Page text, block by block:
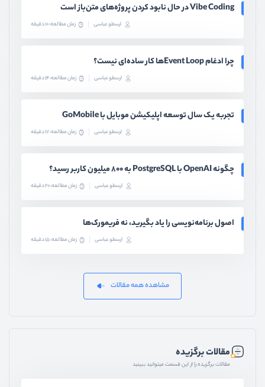
Vibe Coding در حال نابود کردن پروژه‌های متن‌باز است
ارسطو عباسی زمان مطالعه: 10 دقیقه
چرا ادغام Event Loopها کار ساده‌ای نیست؟
ارسطو عباسی زمان مطالعه: 14 دقیقه
تجربه یک سال توسعه اپلیکیشن موبایل با GoMobile
ارسطو عباسی زمان مطالعه: 17 دقیقه
چگونه OpenAI با PostgreSQL به ۸۰۰ میلیون کاربر رسید؟
ارسطو عباسی زمان مطالعه: 20 دقیقه
اصول برنامه‌نویسی را یاد بگیرید، نه فریمورک‌ها
ارسطو عباسی زمان مطالعه: 15 دقیقه
مشاهده همه مقالات
مقالات برگزیده
مقالات برگزیده را از این قسمت میتوانید ببینید